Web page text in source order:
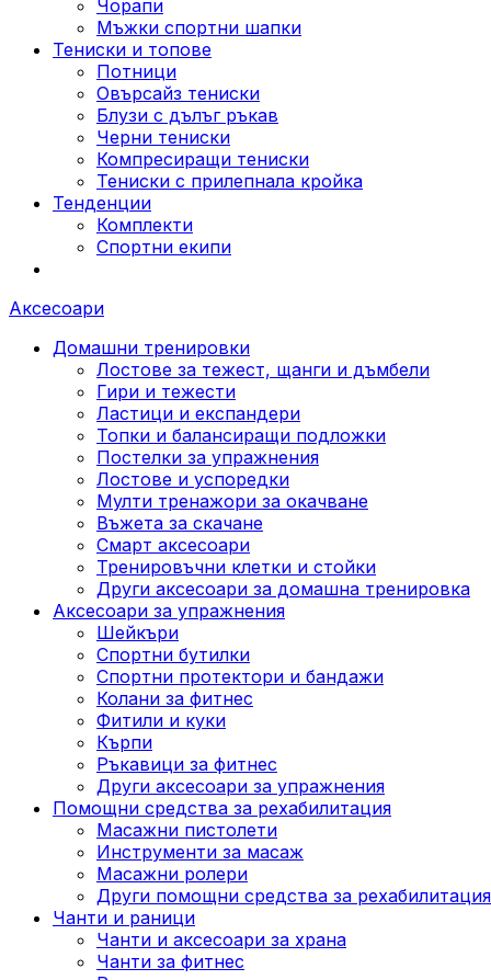
Чорапи
Mъжки спортни шапки
Тениски и топове
Потници
Овърсайз тениски
Блузи с дълъг ръкав
Черни тениски
Компресиращи тениски
Тениски с прилепнала кройка
Тенденции
Комплекти
Спортни екипи
Аксесоари
Домашни тренировки
Лостове за тежест, щанги и дъмбели
Гири и тежести
Ластици и експандери
Топки и балансиращи подложки
Постелки за упражнения
Лостове и успоредки
Мулти тренажори за окачване
Въжета за скачане
Смарт аксесоари
Тренировъчни клетки и стойки
Други аксесоари за домашна тренировка
Аксесоари за упражнения
Шейкъри
Спортни бутилки
Спортни протектори и бандажи
Колани за фитнес
Фитили и куки
Кърпи
Ръкавици за фитнес
Други аксесоари за упражнения
Помощни средства за рехабилитация
Масажни пистолети
Инструменти за масаж
Масажни ролери
Други помощни средства за рехабилитация
Чанти и раници
Чанти и аксесоари за храна
Чанти за фитнес